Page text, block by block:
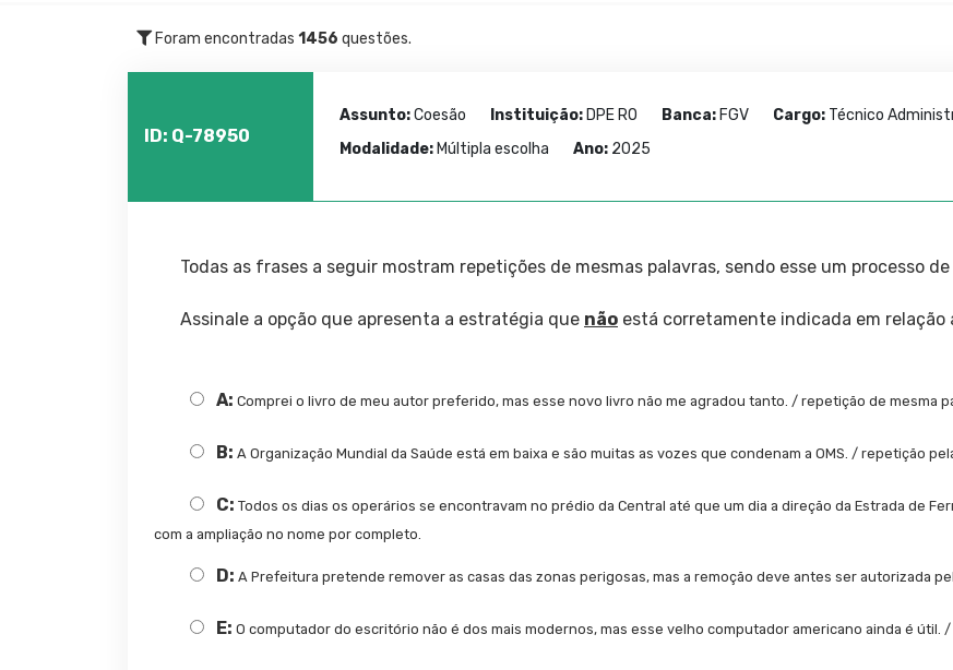
Foram encontradas 1456 questões.
ID: Q-78950
Assunto:Coesão Instituição: DPE RO Banca: FGV Cargo: Técnico
Modalidade: Múltipla escolha Ano: 2025
Todas as frases a seguir mostram repetições de mesmas palavras, sendo esse um processo de
Assinale a opção que apresenta a estratégia que não está corretamente indicada em relação
A: Comprei o livro de meu autor preferido, mas esse novo livro não me agradou tanto. / repetição de mesma
B: A Organização Mundial da Saúde está em baixa e são muitas as vozes que condenam a OMS. / repetição
C: Todos os dias os operários se encontravam no prédio da Central até que um dia a direção da Estrada de
com a ampliação no nome por completo.
D: A Prefeitura pretende remover as casas das zonas perigosas, mas a remoção deve antes ser autorizada
E: O computador do escritório não é dos mais modernos, mas esse velho computador americano ainda é útil.